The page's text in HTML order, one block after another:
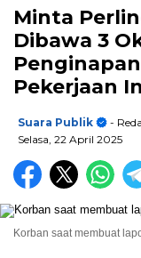
Minta
Dibawa 3
Pekerjaan
Suara Publik
-
Selasa, 22 April 2025
Korban saat membuat